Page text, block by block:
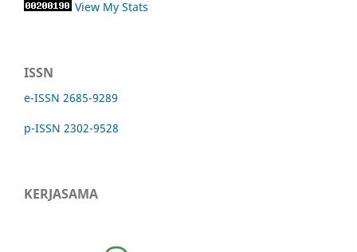
View My Stats
ISSN
e-ISSN 2685-9289
p-ISSN 2302-9528
KERJASAMA